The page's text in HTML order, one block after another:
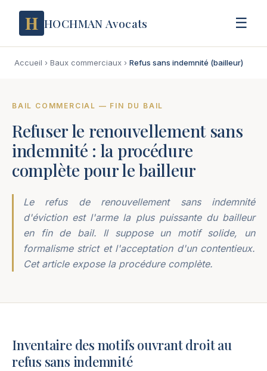
H HOCHMAN Avocats ☰
Accueil › Baux commerciaux › Refus sans indemnité (bailleur)
BAIL COMMERCIAL — FIN DU BAIL
Refuser le renouvellement sans
indemnité : la procédure
complète pour le bailleur
Le refus de renouvellement sans indemnité
d'éviction est l'arme la plus puissante du bailleur
en fin de bail. Il suppose un motif solide, un
formalisme strict et l'acceptation d'un contentieux.
Cet article expose la procédure complète.
Inventaire des motifs ouvrant droit au
refus sans indemnité